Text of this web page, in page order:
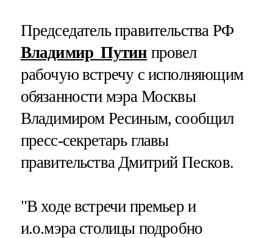
Председатель правительства РФ
Владимир Путин провел
рабочую встречу с исполняющим
обязанности мэра Москвы
Владимиром Ресиным, сообщил
пресс-секретарь главы
правительства Дмитрий Песков.
"В ходе встречи премьер и
и.о.мэра столицы подробно